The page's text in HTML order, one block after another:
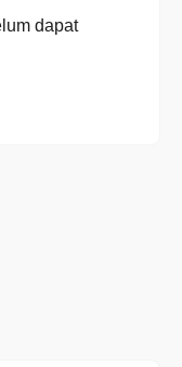
dapat